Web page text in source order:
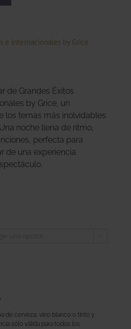
e Internacionales by Grice
de Grandes Éxitos
by Grice, un
los temas más inolvidables
noche llena de ritmo,
perfecta para
de una experiencia
)
de cerveza, vino blanco o tinto y
sólo válida para todos los